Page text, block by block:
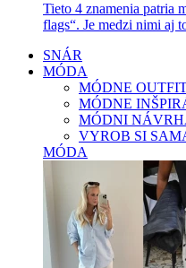
Tieto 4 znamenia patria
flags“. Je medzi nimi aj
SNÁR
MÓDA
MÓDNE
MÓDNE
MÓDNI
VYROB SI
MÓDA